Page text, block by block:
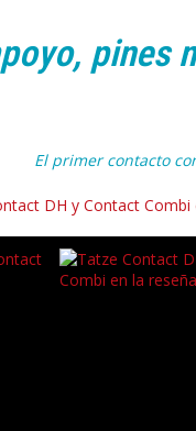
pines
El primer contacto